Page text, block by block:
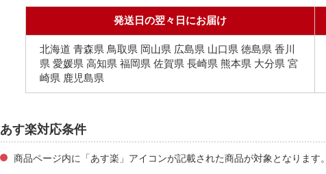
発送日の翌々日にお届け
北海道 青森県 鳥取県 岡山県 広島県 山口県 徳島県 香川
県 愛媛県 高知県 福岡県 佐賀県 長崎県 熊本県 大分県 宮
崎県 鹿児島県
あす楽対応条件
商品ページ内に「あす楽」アイコンが記載された商品が対象となります。